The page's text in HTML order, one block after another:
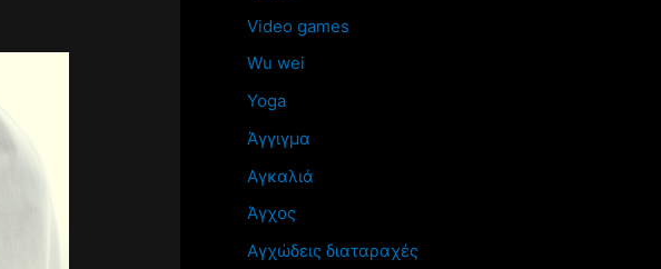
Video games
Wu wei
Yoga
Άγγιγμα
Αγκαλιά
Άγχος
Αγχώδεις διαταραχές